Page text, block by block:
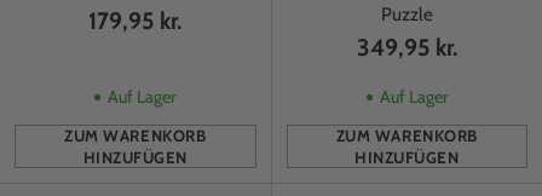
179,95 kr.
Auf Lager
ZUM WARENKORB
HINZUFÜGEN
Anzahl
Puzzle
349,95 kr.
Auf Lager
ZUM WARENKORB
HINZUFÜGEN
Anzahl